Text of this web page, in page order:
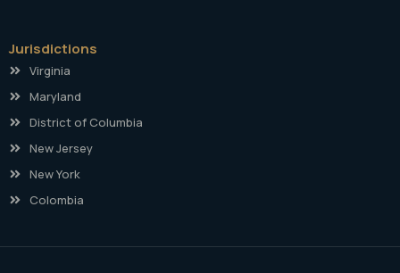
Jurisdictions
Virginia
Maryland
District of Columbia
New Jersey
New York
Colombia